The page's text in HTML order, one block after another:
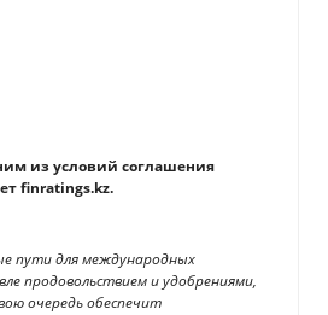
из условий соглашения
finratings.kz.
пути для международных
продовольствием и удобрениями,
очередь обеспечит